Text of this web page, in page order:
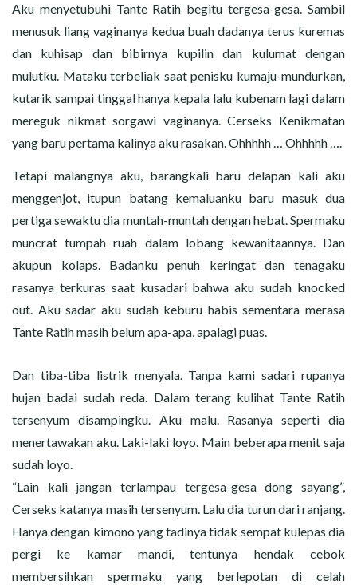
Aku menyetubuhi Tante Ratih begitu tergesa-gesa. Sambil
menusuk liang vaginanya kedua buah dadanya terus kuremas
dan kuhisap dan bibirnya kupilin dan kulumat dengan
mulutku. Mataku terbeliak saat penisku kumaju-mundurkan,
kutarik sampai tinggal hanya kepala lalu kubenam lagi dalam
mereguk nikmat sorgawi vaginanya. Cerseks Kenikmatan
yang baru pertama kalinya aku rasakan. Ohhhhh … Ohhhhh ….
Tetapi malangnya aku, barangkali baru delapan kali aku
menggenjot, itupun batang kemaluanku baru masuk dua
pertiga sewaktu dia muntah-muntah dengan hebat. Spermaku
muncrat tumpah ruah dalam lobang kewanitaannya. Dan
akupun kolaps. Badanku penuh keringat dan tenagaku
rasanya terkuras saat kusadari bahwa aku sudah knocked
out. Aku sadar aku sudah keburu habis sementara merasa
Tante Ratih masih belum apa-apa, apalagi puas.
Dan tiba-tiba listrik menyala. Tanpa kami sadari rupanya
hujan badai sudah reda. Dalam terang kulihat Tante Ratih
tersenyum disampingku. Aku malu. Rasanya seperti dia
menertawakan aku. Laki-laki loyo. Main beberapa menit saja
sudah loyo.
“Lain kali jangan terlampau tergesa-gesa dong sayang”,
Cerseks katanya masih tersenyum. Lalu dia turun dari ranjang.
Hanya dengan kimono yang tadinya tidak sempat kulepas dia
pergi ke kamar mandi, tentunya hendak cebok
membersihkan spermaku yang berlepotan di celah